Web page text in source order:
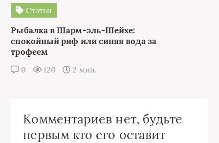
Статьи
Рыбалка в Шарм-эль-Шейхе:
спокойный риф или синяя вода за
трофеем
0 120 2 мин.
Комментариев нет, будьте
первым кто его оставит